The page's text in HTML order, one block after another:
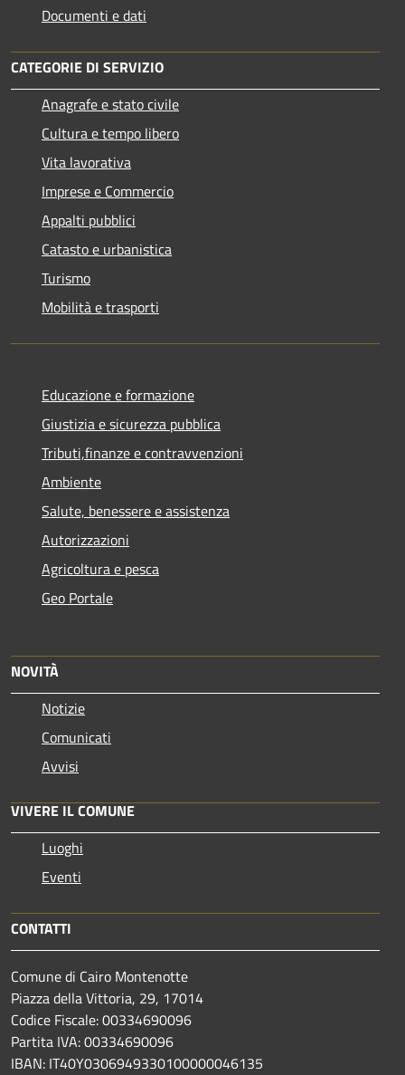
Documenti e dati
CATEGORIE DI SERVIZIO
Anagrafe e stato civile
Cultura e tempo libero
Vita lavorativa
Imprese e Commercio
Appalti pubblici
Catasto e urbanistica
Turismo
Mobilità e trasporti
Educazione e formazione
Giustizia e sicurezza pubblica
Tributi,finanze e contravvenzioni
Ambiente
Salute, benessere e assistenza
Autorizzazioni
Agricoltura e pesca
Geo Portale
NOVITÀ
Notizie
Comunicati
Avvisi
VIVERE IL COMUNE
Luoghi
Eventi
CONTATTI
Comune di Cairo Montenotte
Piazza della Vittoria, 29, 17014
Codice Fiscale: 00334690096
Partita IVA: 00334690096
IBAN: IT40Y0306949330100000046135